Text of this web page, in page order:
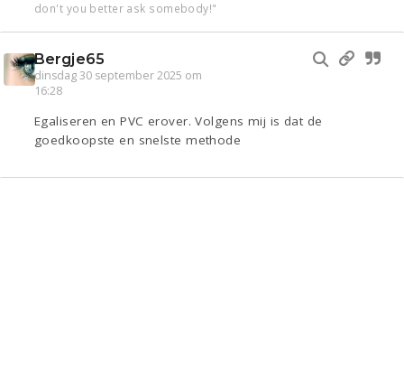
don't you better ask somebody!"
Bergje65
dinsdag 30 september 2025 om
16:28
Egaliseren en PVC erover. Volgens mij is dat de
goedkoopste en snelste methode